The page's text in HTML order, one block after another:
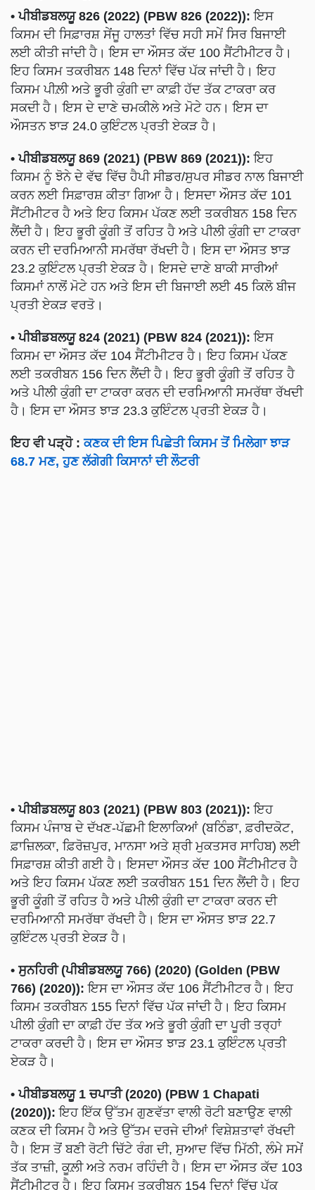
• ਪੀਬੀਡਬਲਯੂ 826 (2022) (PBW 826 (2022)): ਇਸ
ਕਿਸਮ ਦੀ ਸਿਫ਼ਾਰਸ਼ ਸੇਂਜੂ ਹਾਲਤਾਂ ਵਿੱਚ ਸਹੀ ਸਮੇਂ ਸਿਰ ਬਿਜਾਈ
ਲਈ ਕੀਤੀ ਜਾਂਦੀ ਹੈ। ਇਸ ਦਾ ਔਸਤ ਕੱਦ 100 ਸੈਂਟੀਮੀਟਰ ਹੈ।
ਇਹ ਕਿਸਮ ਤਕਰੀਬਨ 148 ਦਿਨਾਂ ਵਿੱਚ ਪੱਕ ਜਾਂਦੀ ਹੈ। ਇਹ
ਕਿਸਮ ਪੀਲ਼ੀ ਅਤੇ ਭੂਰੀ ਕੁੰਗੀ ਦਾ ਕਾਫ਼ੀ ਹੱਦ ਤੱਕ ਟਾਕਰਾ ਕਰ
ਸਕਦੀ ਹੈ। ਇਸ ਦੇ ਦਾਣੇ ਚਮਕੀਲੇ ਅਤੇ ਮੋਟੇ ਹਨ। ਇਸ ਦਾ
ਔਸਤਨ ਝਾੜ 24.0 ਕੁਇੰਟਲ ਪ੍ਰਤੀ ਏਕੜ ਹੈ।
• ਪੀਬੀਡਬਲਯੂ 869 (2021) (PBW 869 (2021)): ਇਹ
ਕਿਸਮ ਨੂੰ ਝੋਨੇ ਦੇ ਵੱਢ ਵਿੱਚ ਹੈਪੀ ਸੀਡਰ/ਸੁਪਰ ਸੀਡਰ ਨਾਲ ਬਿਜਾਈ
ਕਰਨ ਲਈ ਸਿਫ਼ਾਰਸ਼ ਕੀਤਾ ਗਿਆ ਹੈ। ਇਸਦਾ ਔਸਤ ਕੱਦ 101
ਸੈਂਟੀਮੀਟਰ ਹੈ ਅਤੇ ਇਹ ਕਿਸਮ ਪੱਕਣ ਲਈ ਤਕਰੀਬਨ 158 ਦਿਨ
ਲੈਂਦੀ ਹੈ। ਇਹ ਭੂਰੀ ਕੂੰਗੀ ਤੋਂ ਰਹਿਤ ਹੈ ਅਤੇ ਪੀਲੀ ਕੁੰਗੀ ਦਾ ਟਾਕਰਾ
ਕਰਨ ਦੀ ਦਰਮਿਆਨੀ ਸਮਰੱਥਾ ਰੱਖਦੀ ਹੈ। ਇਸ ਦਾ ਔਸਤ ਝਾੜ
23.2 ਕੁਇੰਟਲ ਪ੍ਰਤੀ ਏਕੜ ਹੈ। ਇਸਦੇ ਦਾਣੇ ਬਾਕੀ ਸਾਰੀਆਂ
ਕਿਸਮਾਂ ਨਾਲੋਂ ਮੋਟੇ ਹਨ ਅਤੇ ਇਸ ਦੀ ਬਿਜਾਈ ਲਈ 45 ਕਿਲੋ ਬੀਜ
ਪ੍ਰਤੀ ਏਕੜ ਵਰਤੋ।
• ਪੀਬੀਡਬਲਯੂ 824 (2021) (PBW 824 (2021)): ਇਸ
ਕਿਸਮ ਦਾ ਔਸਤ ਕੱਦ 104 ਸੈਂਟੀਮੀਟਰ ਹੈ। ਇਹ ਕਿਸਮ ਪੱਕਣ
ਲਈ ਤਕਰੀਬਨ 156 ਦਿਨ ਲੈਂਦੀ ਹੈ। ਇਹ ਭੂਰੀ ਕੂੰਗੀ ਤੋਂ ਰਹਿਤ ਹੈ
ਅਤੇ ਪੀਲੀ ਕੁੰਗੀ ਦਾ ਟਾਕਰਾ ਕਰਨ ਦੀ ਦਰਮਿਆਨੀ ਸਮਰੱਥਾ ਰੱਖਦੀ
ਹੈ। ਇਸ ਦਾ ਔਸਤ ਝਾੜ 23.3 ਕੁਇੰਟਲ ਪ੍ਰਤੀ ਏਕੜ ਹੈ।
ਇਹ ਵੀ ਪੜ੍ਹੋ :ਕਣਕ ਦੀ ਇਸ ਪਿਛੇਤੀ ਕਿਸਮ ਤੋਂ ਮਿਲੇਗਾ ਝਾੜ
68.7 ਮਣ, ਹੁਣ ਲੱਗੇਗੀ ਕਿਸਾਨਾਂ ਦੀ ਲੌਟਰੀ
• ਪੀਬੀਡਬਲਯੂ 803 (2021) (PBW 803 (2021)): ਇਹ
ਕਿਸਮ ਪੰਜਾਬ ਦੇ ਦੱਖਣ-ਪੱਛਮੀ ਇਲਾਕਿਆਂ (ਬਠਿੰਡਾ, ਫ਼ਰੀਦਕੋਟ,
ਫ਼ਾਜ਼ਿਲਕਾ, ਫ਼ਿਰੋਜ਼ਪੁਰ, ਮਾਨਸਾ ਅਤੇ ਸ਼੍ਰੀ ਮੁਕਤਸਰ ਸਾਹਿਬ) ਲਈ
ਸਿਫ਼ਾਰਸ਼ ਕੀਤੀ ਗਈ ਹੈ। ਇਸਦਾ ਔਸਤ ਕੱਦ 100 ਸੈਂਟੀਮੀਟਰ ਹੈ
ਅਤੇ ਇਹ ਕਿਸਮ ਪੱਕਣ ਲਈ ਤਕਰੀਬਨ 151 ਦਿਨ ਲੈਂਦੀ ਹੈ। ਇਹ
ਭੂਰੀ ਕੂੰਗੀ ਤੋਂ ਰਹਿਤ ਹੈ ਅਤੇ ਪੀਲੀ ਕੁੰਗੀ ਦਾ ਟਾਕਰਾ ਕਰਨ ਦੀ
ਦਰਮਿਆਨੀ ਸਮਰੱਥਾ ਰੱਖਦੀ ਹੈ। ਇਸ ਦਾ ਔਸਤ ਝਾੜ 22.7
ਕੁਇੰਟਲ ਪ੍ਰਤੀ ਏਕੜ ਹੈ।
• ਸੁਨਹਿਰੀ (ਪੀਬੀਡਬਲਯੂ 766) (2020) (Golden (PBW
766) (2020)): ਇਸ ਦਾ ਔਸਤ ਕੱਦ 106 ਸੈਂਟੀਮੀਟਰ ਹੈ। ਇਹ
ਕਿਸਮ ਤਕਰੀਬਨ 155 ਦਿਨਾਂ ਵਿੱਚ ਪੱਕ ਜਾਂਦੀ ਹੈ। ਇਹ ਕਿਸਮ
ਪੀਲੀ ਕੁੰਗੀ ਦਾ ਕਾਫ਼ੀ ਹੱਦ ਤੱਕ ਅਤੇ ਭੂਰੀ ਕੁੰਗੀ ਦਾ ਪੂਰੀ ਤਰ੍ਹਾਂ
ਟਾਕਰਾ ਕਰਦੀ ਹੈ। ਇਸ ਦਾ ਔਸਤ ਝਾੜ 23.1 ਕੁਇੰਟਲ ਪ੍ਰਤੀ
ਏਕੜ ਹੈ।
• ਪੀਬੀਡਬਲਯੂ 1 ਚਪਾਤੀ (2020) (PBW 1 Chapati
(2020)): ਇਹ ਇੱਕ ਉੱਤਮ ਗੁਣਵੱਤਾ ਵਾਲੀ ਰੋਟੀ ਬਣਾਉਣ ਵਾਲੀ
ਕਣਕ ਦੀ ਕਿਸਮ ਹੈ ਅਤੇ ਉੱਤਮ ਦਰਜੇ ਦੀਆਂ ਵਿਸ਼ੇਸ਼ਤਾਵਾਂ ਰੱਖਦੀ
ਹੈ। ਇਸ ਤੋਂ ਬਣੀ ਰੋਟੀ ਚਿੱਟੇ ਰੰਗ ਦੀ, ਸੁਆਦ ਵਿੱਚ ਮਿੱਠੀ, ਲੰਮੇ ਸਮੇਂ
ਤੱਕ ਤਾਜ਼ੀ, ਕੂਲ਼ੀ ਅਤੇ ਨਰਮ ਰਹਿੰਦੀ ਹੈ। ਇਸ ਦਾ ਔਸਤ ਕੱਦ 103
ਸੈਂਟੀਮੀਟਰ ਹੈ। ਇਹ ਕਿਸਮ ਤਕਰੀਬਨ 154 ਦਿਨਾਂ ਵਿੱਚ ਪੱਕ